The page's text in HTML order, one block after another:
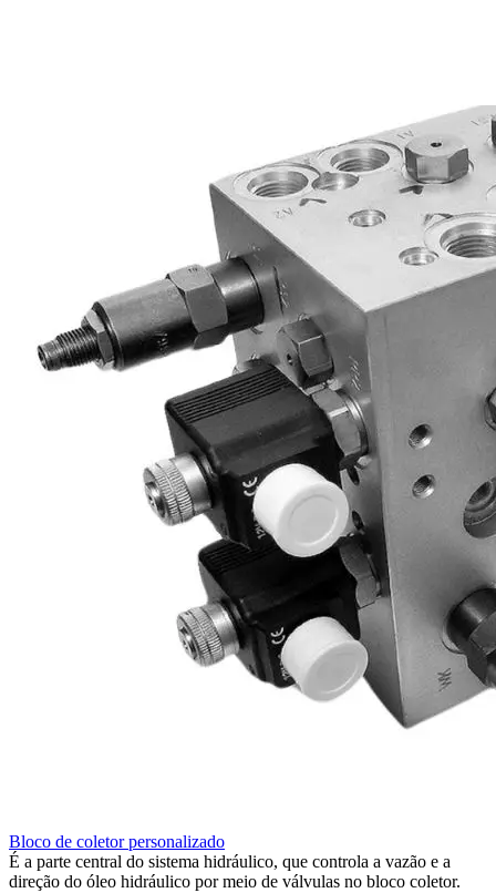
Bloco de coletor personalizado
É a parte central do sistema hidráulico, que controla a vazão e a
direção do óleo hidráulico por meio de válvulas no bloco coletor.